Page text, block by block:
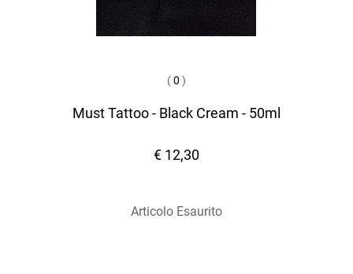
(0 )
Must Tattoo - Black Cream - 50ml
€ 12,30
Articolo Esaurito